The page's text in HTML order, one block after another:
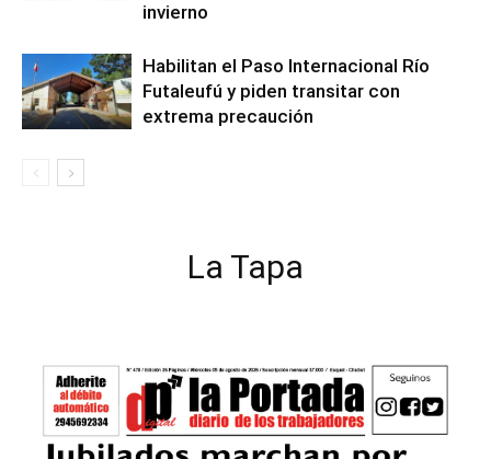
invierno
Habilitan el Paso Internacional Río
Futaleufú y piden transitar con
extrema precaución
La Tapa